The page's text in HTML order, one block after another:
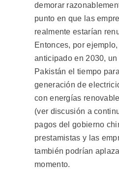
demorar
punto en que las
realmente estarían
Entonces, por
anticipado en 2030,
Pakistán el tiempo
generación de
con energías
(ver discusión a
pagos del gobierno
prestamistas y las
también podrían
momento.